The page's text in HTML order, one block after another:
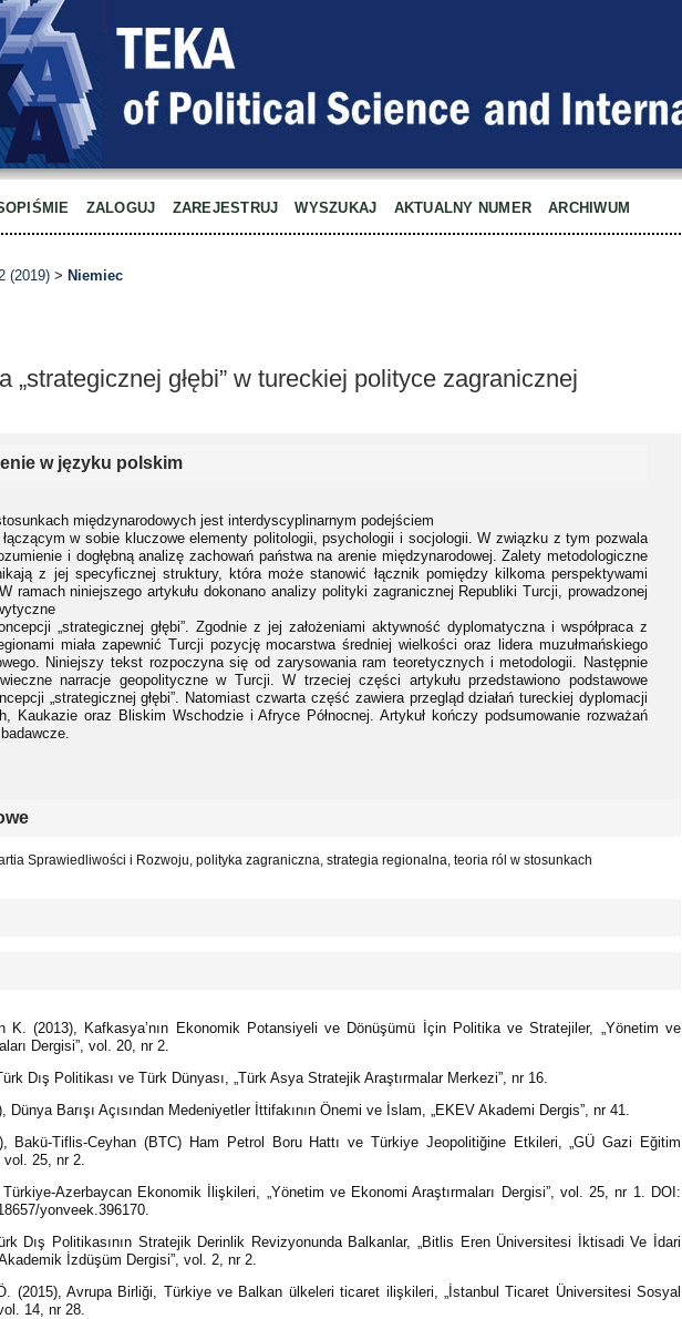
ZALOGUJ ZAREJESTRUJ WYSZUKAJ AKTUALNY NUMER ARCHIWUM
(2019) > Niemiec
„strategicznej głębi” w tureckiej polityce zagranicznej
w języku polskim
międzynarodowych jest interdyscyplinarnym podejściem
łączącym w sobie kluczowe elementy politologii, psychologii i socjologii. W związku z tym pozwala
i dogłębną analizę zachowań państwa na arenie międzynarodowej. Zalety metodologiczne
z jej specyficznej struktury, która może stanowić łącznik pomiędzy kilkoma perspektywami
ramach niniejszego artykułu dokonano analizy polityki zagranicznej Republiki Turcji, prowadzonej
„strategicznej głębi”. Zgodnie z jej założeniami aktywność dyplomatyczna i współpraca z
miała zapewnić Turcji pozycję mocarstwa średniej wielkości oraz lidera muzułmańskiego
Niniejszy tekst rozpoczyna się od zarysowania ram teoretycznych i metodologii. Następnie
narracje geopolityczne w Turcji. W trzeciej części artykułu przedstawiono podstawowe
„strategicznej głębi”. Natomiast czwarta część zawiera przegląd działań tureckiej dyplomacji
Kaukazie oraz Bliskim Wschodzie i Afryce Północnej. Artykuł kończy podsumowanie rozważań
Sprawiedliwości i Rozwoju, polityka zagraniczna, strategia regionalna, teoria ról w stosunkach
K. (2013), Kafkasya’nın Ekonomik Potansiyeli ve Dönüşümü İçin Politika ve Stratejiler, „Yönetim ve
Dergisi”, vol. 20, nr 2.
Dış Politikası ve Türk Dünyası, „Türk Asya Stratejik Araştırmalar Merkezi”, nr 16.
Dünya Barışı Açısından Medeniyetler İttifakının Önemi ve İslam, „EKEV Akademi Dergis”, nr 41.
Bakü-Tiflis-Ceyhan (BTC) Ham Petrol Boru Hattı ve Türkiye Jeopolitiğine Etkileri, „GÜ Gazi Eğitim
vol. 25, nr 2.
Azerbaycan Ekonomik İlişkileri, „Yönetim ve Ekonomi Araştırmaları Dergisi”, vol. 25, nr 1. DOI:
yonveek.396170.
Dış Politikasının Stratejik Derinlik Revizyonunda Balkanlar, „Bitlis Eren Üniversitesi İktisadi Ve İdari
İzdüşüm Dergisi”, vol. 2, nr 2.
(2015), Avrupa Birliği, Türkiye ve Balkan ülkeleri ticaret ilişkileri, „İstanbul Ticaret Üniversitesi Sosyal
14, nr 28.